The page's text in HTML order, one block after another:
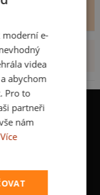
SLOVAK
moderní e-
videa
abychom
Pro to
partneři
nám
Více